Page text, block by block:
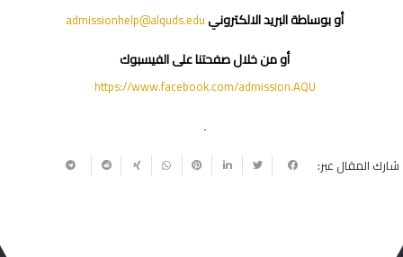
أو بوساطة البريد الالكترونيadmissionhelp@alquds.edu
أو من خلال صفحتنا على الفيسبوك
https://www.facebook.com/admission.AQU
شارك المقال عبر: